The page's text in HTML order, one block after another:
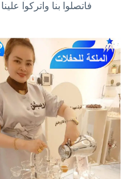
فاتصلوا بنا واتركوا